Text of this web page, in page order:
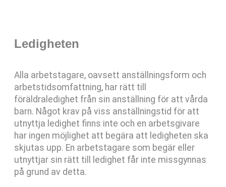
Ledigheten
Alla arbetstagare, oavsett anställningsform och
arbetstidsomfattning, har rätt till
föräldraledighet från sin anställning för att vårda
barn. Något krav på viss anställningstid för att
utnyttja ledighet finns inte och en arbetsgivare
har ingen möjlighet att begära att ledigheten ska
skjutas upp. En arbetstagare som begär eller
utnyttjar sin rätt till ledighet får inte missgynnas
på grund av detta.